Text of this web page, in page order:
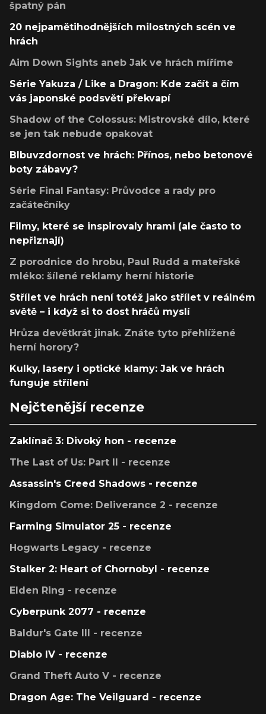
špatný pán
20 nejpamětihodnějších milostných scén ve
hrách
Aim Down Sights aneb Jak ve hrách míříme
Série Yakuza / Like a Dragon: Kde začít a čím
vás japonské podsvětí překvapí
Shadow of the Colossus: Mistrovské dílo, které
se jen tak nebude opakovat
Blbuvzdornost ve hrách: Přínos, nebo betonové
boty zábavy?
Série Final Fantasy: Průvodce a rady pro
začátečníky
Filmy, které se inspirovaly hrami (ale často to
nepřiznají)
Z porodnice do hrobu, Paul Rudd a mateřské
mléko: šílené reklamy herní historie
Střílet ve hrách není totéž jako střílet v reálném
světě – i když si to dost hráčů myslí
Hrůza devětkrát jinak. Znáte tyto přehlížené
herní horory?
Kulky, lasery i optické klamy: Jak ve hrách
funguje střílení
Nejčtenější recenze
Zaklínač 3: Divoký hon - recenze
The Last of Us: Part II - recenze
Assassin's Creed Shadows - recenze
Kingdom Come: Deliverance 2 - recenze
Farming Simulator 25 - recenze
Hogwarts Legacy - recenze
Stalker 2: Heart of Chornobyl - recenze
Elden Ring - recenze
Cyberpunk 2077 - recenze
Baldur's Gate III - recenze
Diablo IV - recenze
Grand Theft Auto V - recenze
Dragon Age: The Veilguard - recenze